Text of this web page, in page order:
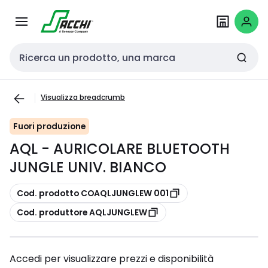
navigazionecontenuto
Cerca input
Visualizza breadcrumb
Fuori produzione
AQL - AURICOLARE BLUETOOTH
JUNGLE UNIV. BIANCO
copia
Cod. prodotto COAQLJUNGLEW 001
copia
Cod. produttore AQLJUNGLEW
Accedi per visualizzare prezzi e disponibilità